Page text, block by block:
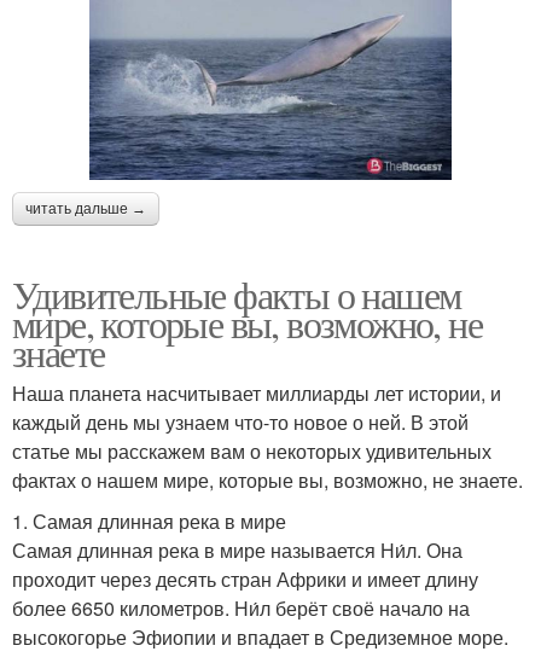
читать дальше →
Удивительные факты о нашем
мире, которые вы, возможно, не
знаете
Наша планета насчитывает миллиарды лет истории, и
каждый день мы узнаем что-то новое о ней. В этой
статье мы расскажем вам о некоторых удивительных
фактах о нашем мире, которые вы, возможно, не знаете.
1. Самая длинная река в мире
Самая длинная река в мире называется Ни́л. Она
проходит через десять стран Африки и имеет длину
более 6650 километров. Ни́л берёт своё начало на
высокогорье Эфиопии и впадает в Средиземное море.